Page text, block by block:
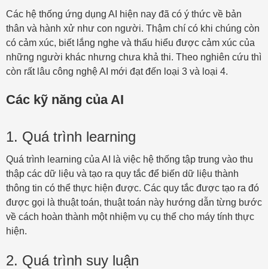
Các hệ thống ứng dụng AI hiện nay đã có ý thức về bản
thân và hành xử như con người. Thậm chí có khi chúng còn
có cảm xúc, biết lắng nghe và thấu hiểu được cảm xúc của
những người khác nhưng chưa khả thi. Theo nghiên cứu thì
còn rất lâu công nghệ AI mới đạt đến loại 3 và loại 4.
Các kỹ năng của AI
1. Quá trình learning
Quá trình learning của AI là việc hệ thống tập trung vào thu
thập các dữ liệu và tạo ra quy tắc để biến dữ liệu thành
thông tin có thể thực hiện được. Các quy tắc được tạo ra đó
được gọi là thuật toán, thuật toán này hướng dẫn từng bước
về cách hoàn thành một nhiệm vụ cụ thể cho máy tính thực
hiện.
2. Quá trình suy luận